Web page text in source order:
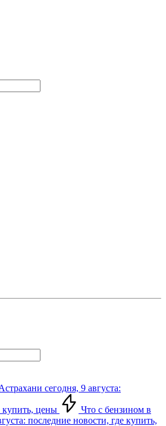
сегодня, 9 августа:
купить, цены
Что с бензином в
последние новости, где купить,